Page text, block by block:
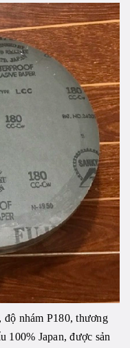
nhám P180, thương
100% Japan, được sản